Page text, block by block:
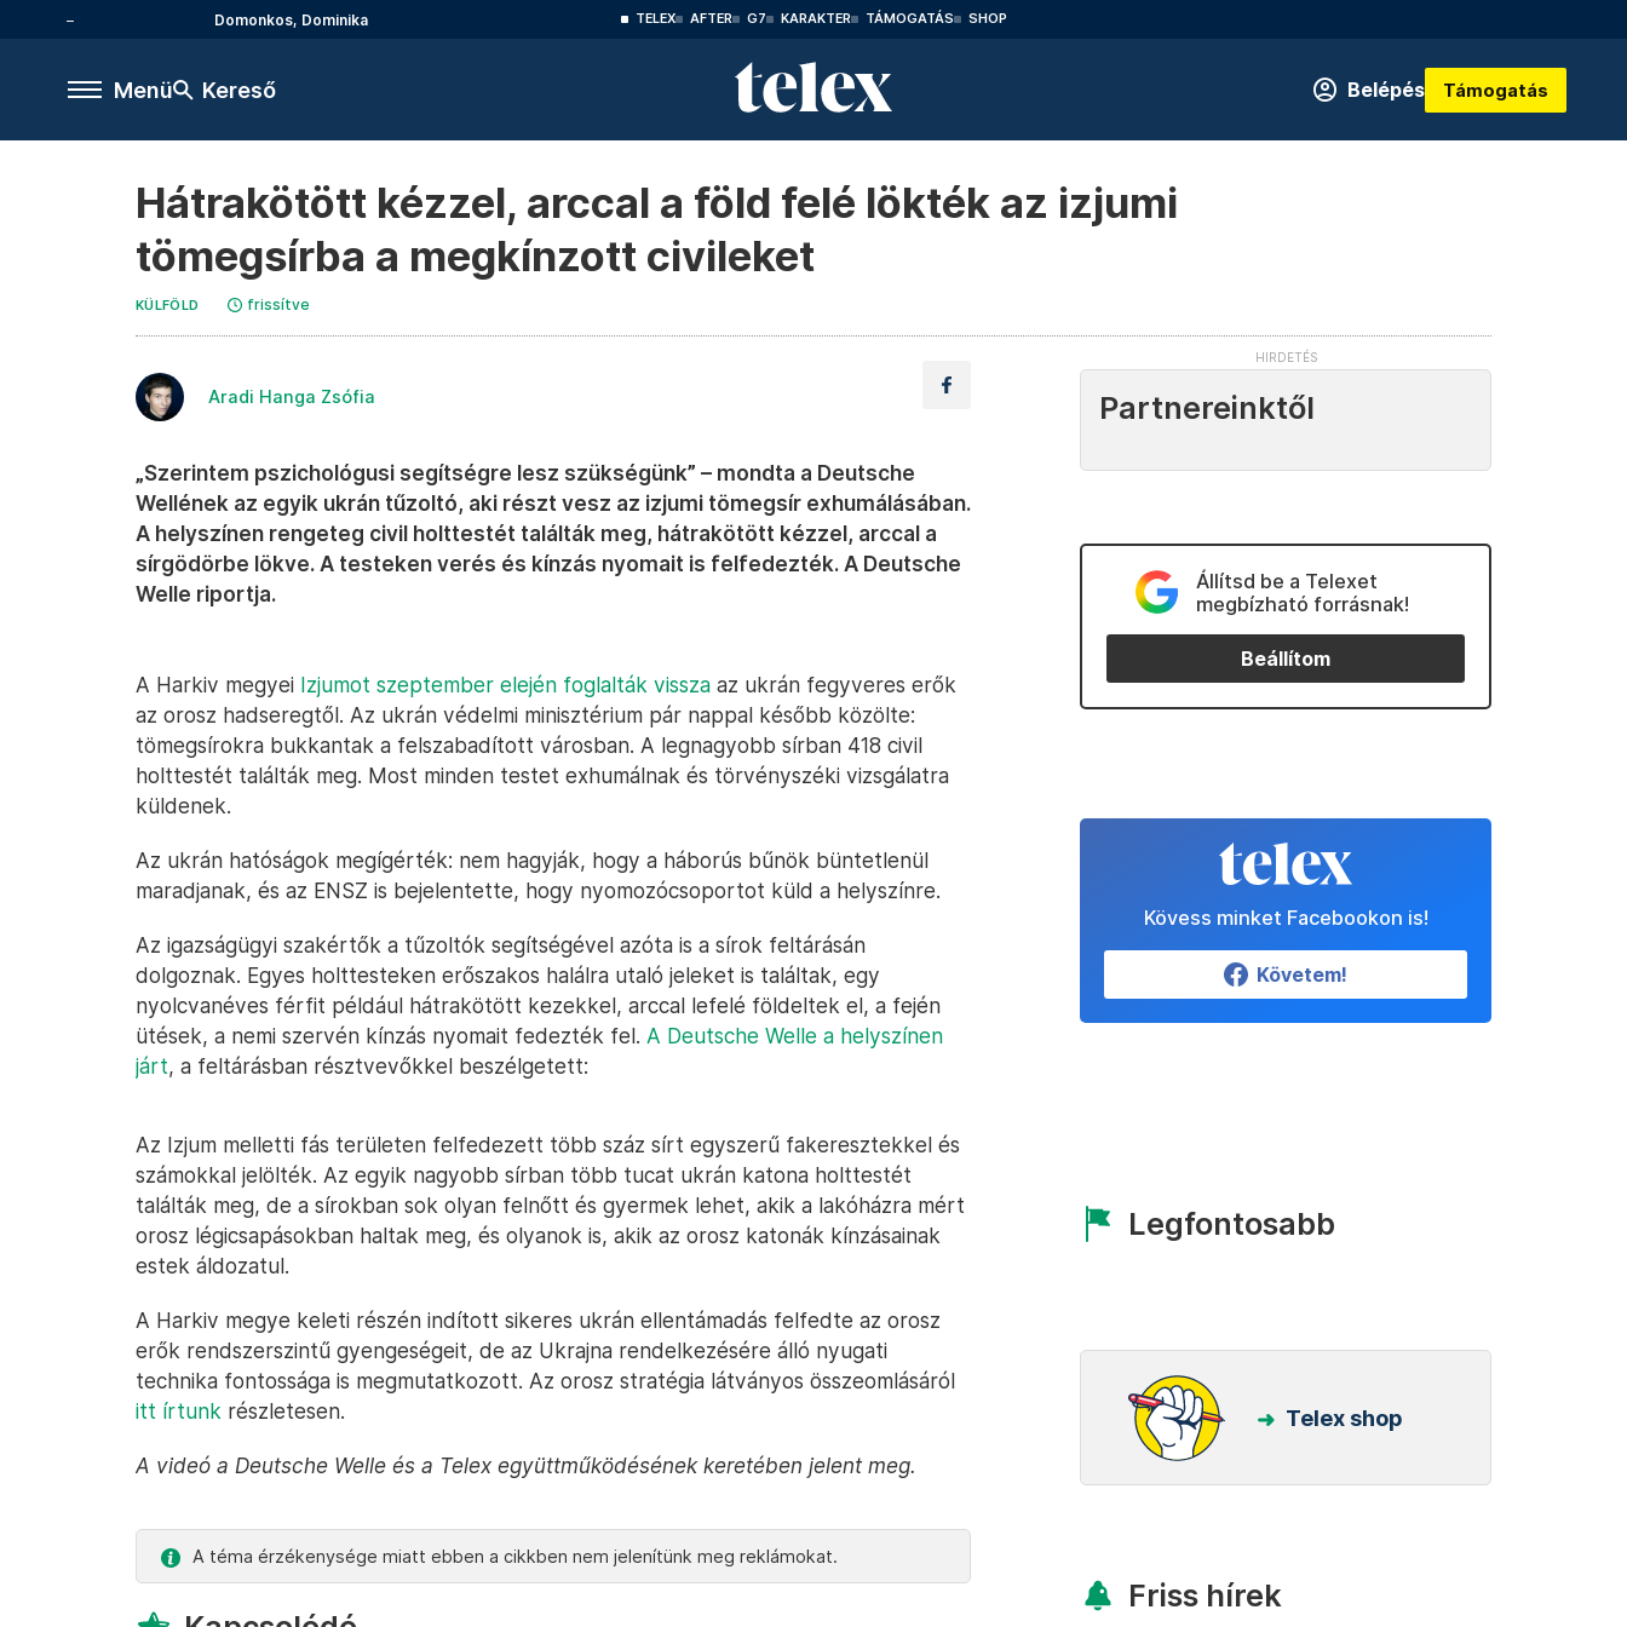
Domonkos, Dominika TELEX AFTER G7 KARAKTER TÁMOGATÁS SHOP
Menü Kereső Belépés Támogatás
Hátrakötött kézzel, arccal a föld felé lökték az izjumi
tömegsírba a megkínzott civileket
KÜLFÖLD frissítve
Aradi Hanga Zsófia
„Szerintem pszichológusi segítségre lesz szükségünk” – mondta a Deutsche
Wellének az egyik ukrán tűzoltó, aki részt vesz az izjumi tömegsír exhumálásában.
A helyszínen rengeteg civil holttestét találták meg, hátrakötött kézzel, arccal a
sírgödörbe lökve. A testeken verés és kínzás nyomait is felfedezték. A Deutsche
Welle riportja.
A Harkiv megyei Izjumot szeptember elején foglalták vissza az ukrán fegyveres erők
az orosz hadseregtől. Az ukrán védelmi minisztérium pár nappal később közölte:
tömegsírokra bukkantak a felszabadított városban. A legnagyobb sírban 418 civil
holttestét találták meg. Most minden testet exhumálnak és törvényszéki vizsgálatra
küldenek.
Az ukrán hatóságok megígérték: nem hagyják, hogy a háborús bűnök büntetlenül
maradjanak, és az ENSZ is bejelentette, hogy nyomozócsoportot küld a helyszínre.
Az igazságügyi szakértők a tűzoltók segítségével azóta is a sírok feltárásán
dolgoznak. Egyes holttesteken erőszakos halálra utaló jeleket is találtak, egy
nyolcvanéves férfit például hátrakötött kezekkel, arccal lefelé földeltek el, a fején
ütések, a nemi szervén kínzás nyomait fedezték fel. A Deutsche Welle a helyszínen
járt, a feltárásban résztvevőkkel beszélgetett:
Az Izjum melletti fás területen felfedezett több száz sírt egyszerű fakeresztekkel és
számokkal jelölték. Az egyik nagyobb sírban több tucat ukrán katona holttestét
találták meg, de a sírokban sok olyan felnőtt és gyermek lehet, akik a lakóházra mért
orosz légicsapásokban haltak meg, és olyanok is, akik az orosz katonák kínzásainak
estek áldozatul.
A Harkiv megye keleti részén indított sikeres ukrán ellentámadás felfedte az orosz
erők rendszerszintű gyengeségeit, de az Ukrajna rendelkezésére álló nyugati
technika fontossága is megmutatkozott. Az orosz stratégia látványos összeomlásáról
itt írtunk részletesen.
A videó a Deutsche Welle és a Telex együttműködésének keretében jelent meg.
A téma érzékenysége miatt ebben a cikkben nem jelenítünk meg reklámokat.
Partnereinktől
Állítsd be a Telexet
megbízható forrásnak!
Beállítom
Kövess minket Facebookon is!
Követem!
Legfontosabb
Telex shop
Friss hírek